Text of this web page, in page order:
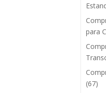
para
(67)